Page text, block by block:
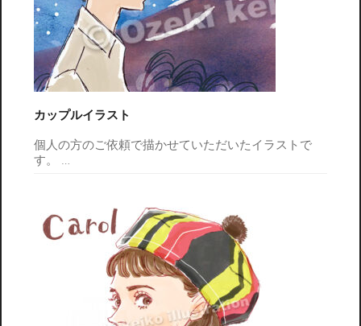
カップルイラスト
個人の方のご依頼で描かせていただいたイラストで
す。 …